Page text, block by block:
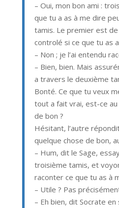
– Oui, mon bon ami :
que tu a as à me dire
tamis. Le premier est
controlé si ce que tu as
– Non ; je l’ai entendu
– Bien, bien. Mais
а travers le deuxième
Bonté. Ce que tu veux
tout а fait vrai, est-ce
de bon ?
Hésitant, l’autre
quelque chose de bon,
– Hum, dit le Sage,
troisième tamis, et
raconter ce que tu as à
– Utile ? Pas
– Eh bien, dit Socrate